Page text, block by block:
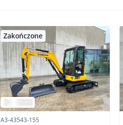
Zakończone
A3-43543-155